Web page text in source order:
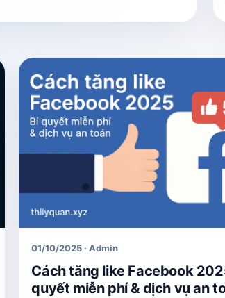
01/10/2025 · Admin
Cách tăng like Facebook
quyết miễn phí & dịch vụ an